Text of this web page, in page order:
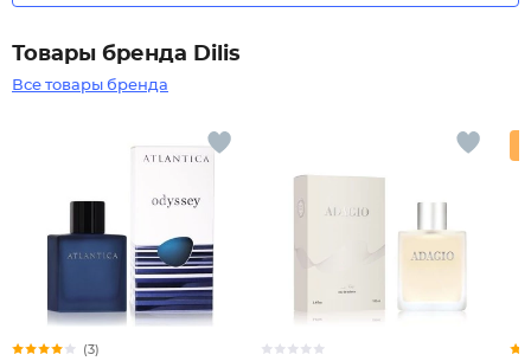
Товары бренда Dilis
Все товары бренда
(3)